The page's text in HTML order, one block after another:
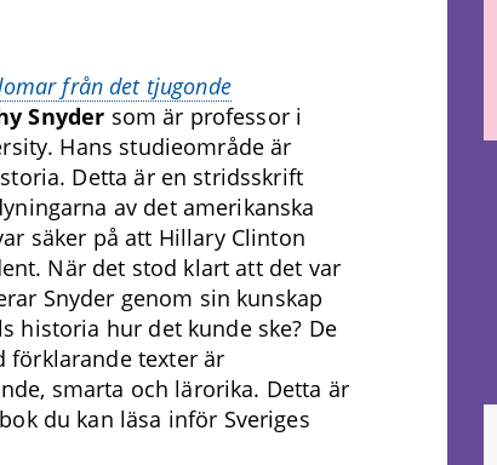
från det tjugonde
Snyder som är professor i
Hans studieområde är
Detta är en stridsskrift
av det amerikanska
säker på att Hillary Clinton
När det stod klart att det var
Snyder genom sin kunskap
historia hur det kunde ske? De
förklarande texter är
smarta och lärorika. Detta är
du kan läsa inför Sveriges